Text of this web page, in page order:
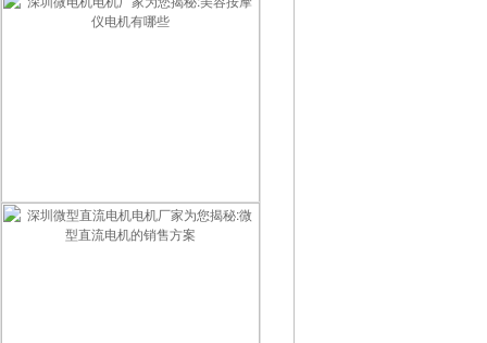
智能门锁用什么电机最好？2026智能锁电机选型指南
深圳微电机电机厂家为您揭秘:美容按摩仪电机有哪些